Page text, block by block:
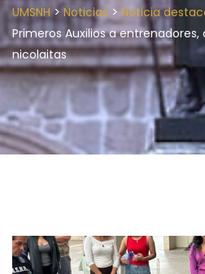
UMSNH> Noticias > Noticia
Primeros Auxilios a
nicolaitas